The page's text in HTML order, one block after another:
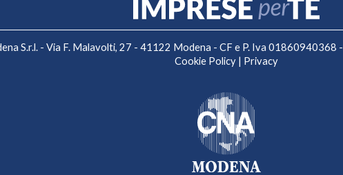
S.r.l. - Via F. Malavolti, 27 - 41122 Modena - CF e P. Iva 01860940368 -
Cookie Policy | Privacy